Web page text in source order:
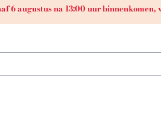
6 augustus na 13:00 uur binnenkomen,